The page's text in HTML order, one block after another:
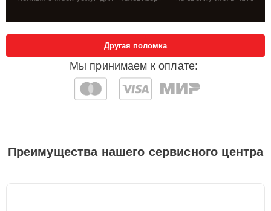
Мы принимаем к оплате:
Другая поломка
Преимущества нашего сервисного центра